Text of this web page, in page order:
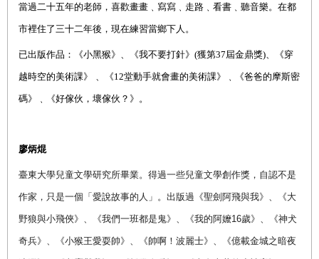
當過二十五年的老師，喜歡畫畫 寫寫 走路 看書 聽音樂。在都
市裡住了三十二年後，現在練習當鄉下人。
已出版作品： 《小黑猴》 《我不要打針》 (獲第37屆金鼎獎) 《穿
越時空的美術課》 《12堂動手就會畫的美術課》﹑《爸爸的摩斯密
碼》﹑《好傢伙，壞傢伙？》。
廖炳焜
臺東大學兒童文學研究所畢業。得過一些兒童文學創作獎，自認不是
作家，只是一個「愛說故事的人」。出版過《聖劍阿飛與我》、《大
野狼與小飛俠》、《我們一班都是鬼》、《我的阿嬤16歲》、《神犬
奇兵》、《小猴王愛耍帥》、《帥啊！波麗士》、《億載金城之暗夜